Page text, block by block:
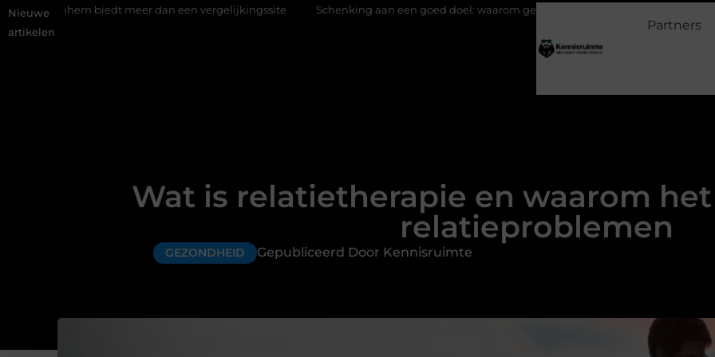
Nieuwe
artikelen
meer dan een vergelijkingssite Schenking aan een goed doel: waarom geven belangrijk is en hoe het werkt
Partners
Wat is relatietherapie en waarom
relatieproblemen
GEZONDHEID Gepubliceerd Door Kennisruimte